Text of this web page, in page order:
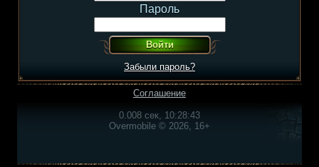
Пароль
Забыли пароль?
Соглашение
0.008 сек, 10:28:43
Overmobile © 2026, 16+